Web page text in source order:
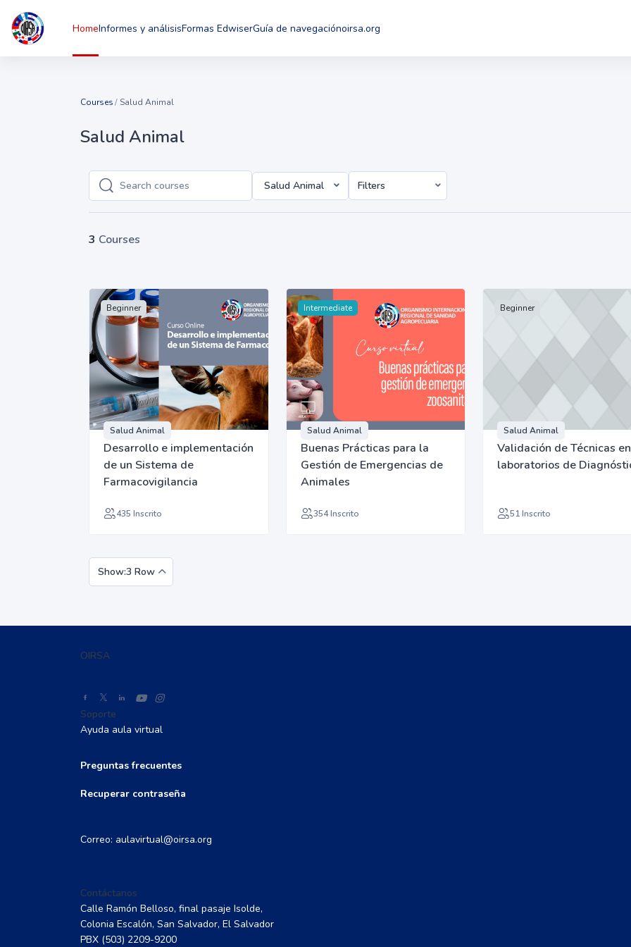
HomeInformes y análisisFormas EdwiserGuía de navegaciónoirsa.org
Courses Salud Animal
Salud Animal
Search courses
Search courses Salud Animal Filters
3 Courses
Beginner
Salud Animal
Desarrollo e implementación
de un Sistema de
Farmacovigilancia
435 Inscrito
Intermediate
Salud Animal
Buenas Prácticas para la
Gestión de Emergencias de
Animales
354 Inscrito
Beginner
Salud Animal
Validación de Técnicas en
laboratorios de
51 Inscrito
Show:3 Row
OIRSA
Soporte
Ayuda aula virtual
Preguntas frecuentes
Recuperar contraseña
Correo: aulavirtual@oirsa.org
Contáctanos
Calle Ramón Belloso, final pasaje Isolde,
Colonia Escalón, San Salvador, El Salvador
PBX (503) 2209-9200